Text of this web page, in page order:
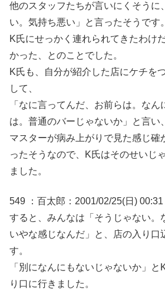
他のスタッフたちが言いにくそうに
い。気持ち悪い」と言ったそうです
K氏にせっかく連れられてきたわけ
かった、とのことでした。
K氏も、自分が紹介した店にケチを
して、
「なに言ってんだ、お前らは。な
は。普通のバーじゃないか」と言い、
マスターが病み上がりで見た感じ確
ったそうなので、K氏はそのせいじ
ました。
549 ：百太郎：2001/02/25(日) 00:31
すると、みんなは「そうじゃない。
いやな感じなんだ」と、店の入り口
す。
「別になんにもないじゃないか」と
り口に行きました。